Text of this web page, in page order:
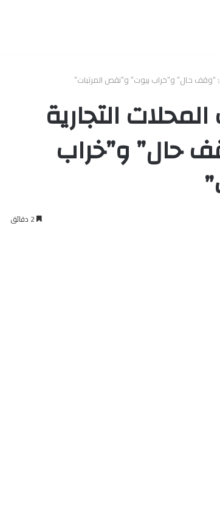
“وقف حال” و”خراب بيوت” و”نقص المرتبات”
التجارية
حال” و”خراب